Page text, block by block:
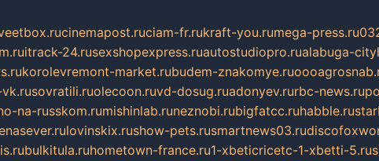
cinemapost.ruciam-fr.rukraft-you.rumega-press.ru
itrack-24.rusexshopexpress.ruautostudiopro.rualabuga-
korolevremont-market.rubudem-znakomye.ru
sovratili.ruolecoon.ruvd-dosug.ruadonyev.rurbc-news.ru
na-russkom.rumishinlab.runeznobi.rubigfatcc.ruhabble.ru
lovinskix.rushow-pets.rusmartnews03.ru
bulkitula.ruhometown-france.ru1-xbeticricetc-1-xbetti-5.ru